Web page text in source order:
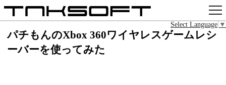
アプリ
x
Select Language ▼
パチもんのXbox 360ワイヤレスゲームレシ
ーバーを使ってみた